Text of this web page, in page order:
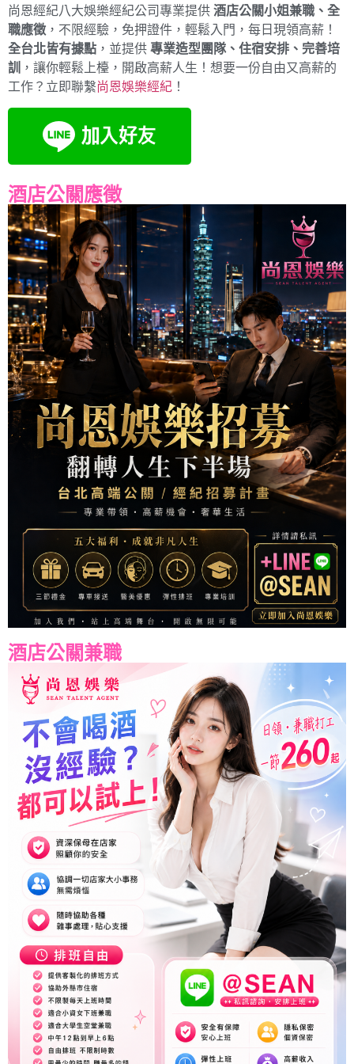
尚恩經紀八大娛樂經紀公司專業提供 酒店公關小姐兼職、全
職應徵 ，不限經驗，免押證件，輕鬆入門，每日現領高薪！
全台北皆有據點 ，並提供 專業造型團隊、住宿安排、完善培
訓
，讓你輕鬆上檯，開啟高薪人生！想要一份自由又高薪的
工作？立即聯繫尚恩娛樂經紀 ！
酒店公關應徵
酒店公關兼職